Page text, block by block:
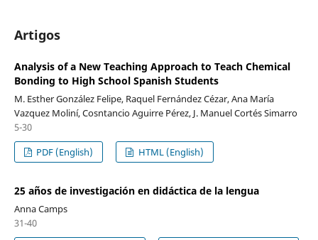
Artigos
Analysis of a New Teaching Approach to Teach Chemical
Bonding to High School Spanish Students
M. Esther González Felipe, Raquel Fernández Cézar, Ana María
Vazquez Moliní, Cosntancio Aguirre Pérez, J. Manuel Cortés Simarro
5-30
PDF (English)
HTML (English)
25 años de investigación en didáctica de la lengua
Anna Camps
31-40